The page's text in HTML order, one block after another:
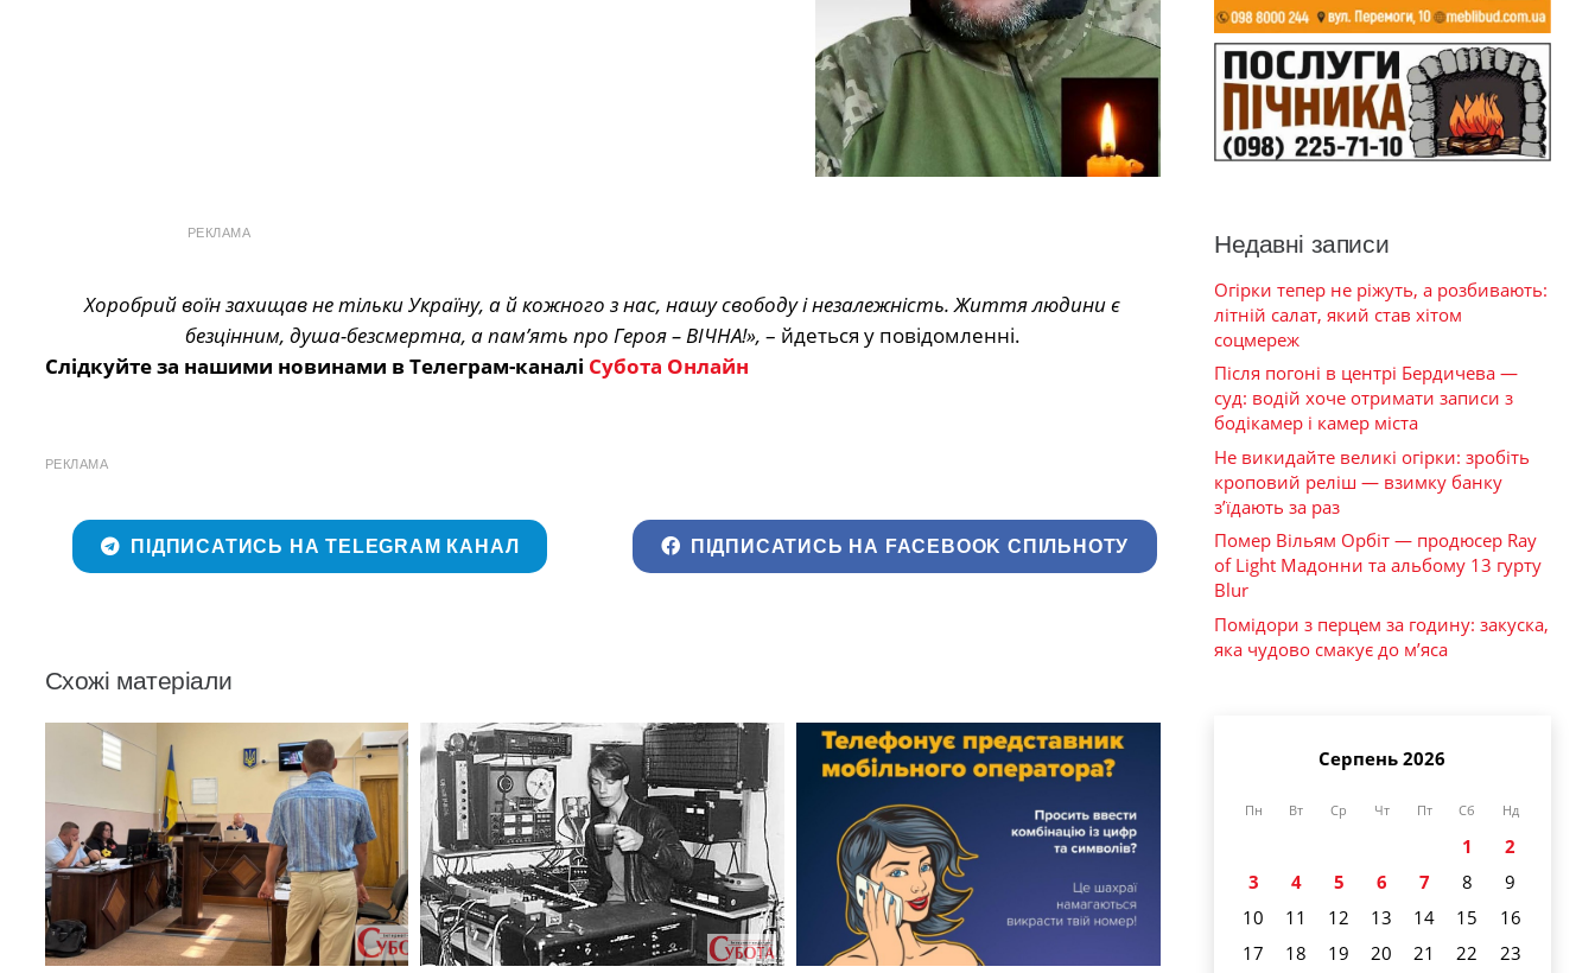
РЕКЛАМА
Хоробрий воїн захищав не тільки Україну, а й кожного з нас, нашу свободу і незалежність. Життя людини є
безцінним, душа-безсмертна, а пам’ять про Героя – ВІЧНА!», – йдеться у повідомленні.
Слідкуйте за нашими новинами в Телеграм-каналі Субота Онлайн
РЕКЛАМА
ПІДПИСАТИСЬ НА TELEGRAM КАНАЛ ПІДПИСАТИСЬ НА FACEBOOK СПІЛЬНОТУ
Схожі матеріали
Недавні записи
Огірки тепер не ріжуть, а розбивають:
літній салат, який став хітом
соцмереж
Після погоні в центрі Бердичева —
суд: водій хоче отримати записи з
бодікамер і камер міста
Не викидайте великі огірки: зробіть
кроповий реліш — взимку банку
з’їдають за раз
Помер Вільям Орбіт — продюсер Ray
of Light Мадонни та альбому 13 гурту
Blur
Помідори з перцем за годину: закуска,
яка чудово смакує до м’яса
Серпень 2026
Пн Вт Ср Чт Пт Сб Нд
1
2
3
4 5 6 7 8
9
10
11 12 13 14 15
16
17
18 19 20 21 22
23